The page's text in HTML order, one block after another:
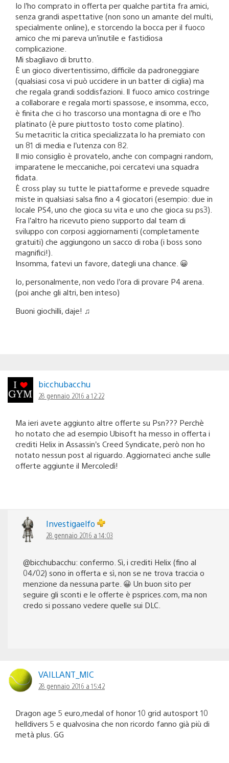
Io l’ho comprato in offerta per qualche partita fra amici,
senza grandi aspettative (non sono un amante del multi,
specialmente online), e storcendo la bocca per il fuoco
amico che mi pareva un’inutile e fastidiosa
complicazione.
Mi sbagliavo di brutto.
È un gioco divertentissimo, difficile da padroneggiare
(qualsiasi cosa vi può uccidere in un batter di ciglia) ma
che regala grandi soddisfazioni. Il fuoco amico costringe
a collaborare e regala morti spassose, e insomma, ecco,
è finita che ci ho trascorso una montagna di ore e l’ho
platinato (è pure piuttosto tosto come platino).
Su metacritic la critica specializzata lo ha premiato con
un 81 di media e l’utenza con 82.
Il mio consiglio è provatelo, anche con compagni random,
imparatene le meccaniche, poi cercatevi una squadra
fidata.
È cross play su tutte le piattaforme e prevede squadre
miste in qualsiasi salsa fino a 4 giocatori (esempio: due in
locale PS4, uno che gioca su vita e uno che gioca su ps3).
Fra l’altro ha ricevuto pieno supporto dal team di
sviluppo con corposi aggiornamenti (completamente
gratuiti) che aggiungono un sacco di roba (i boss sono
magnifici!).
Insomma, fatevi un favore, dategli una chance. 😀
Io, personalmente, non vedo l’ora di provare P4 arena.
(poi anche gli altri, ben inteso)
Buoni giochilli, daje! ♫
bicchubacchu
28 gennaio 2016 a 12:22
Ma ieri avete aggiunto altre offerte su Psn??? Perchè
ho notato che ad esempio Ubisoft ha messo in offerta i
crediti Helix in Assassin’s Creed Syndicate, però non ho
notato nessun post al riguardo. Aggiornateci anche sulle
offerte aggiunte il Mercoledì!
Investigaelfo
28 gennaio 2016 a 14:03
@bicchubacchu: confermo. Sì, i crediti Helix (fino al
04/02) sono in offerta e sì, non se ne trova traccia o
menzione da nessuna parte. 😀 Un buon sito per
seguire gli sconti e le offerte è psprices.com, ma non
credo si possano vedere quelle sui DLC.
VAILLANT_MIC
28 gennaio 2016 a 15:42
Dragon age 5 euro,medal of honor 10 grid autosport 10
helldivers 5 e qualvosina che non ricordo fanno già più di
metà plus. GG